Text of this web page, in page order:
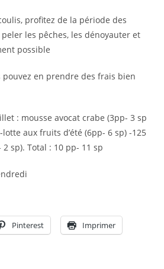
profitez de la période des
les pêches, les dénoyauter et
possible
pouvez en prendre des frais bien
: mousse avocat crabe (3pp- 3 sp
aux fruits d’été (6pp- 6 sp) -125
sp). Total : 10 pp- 11 sp
Pinterest Imprimer